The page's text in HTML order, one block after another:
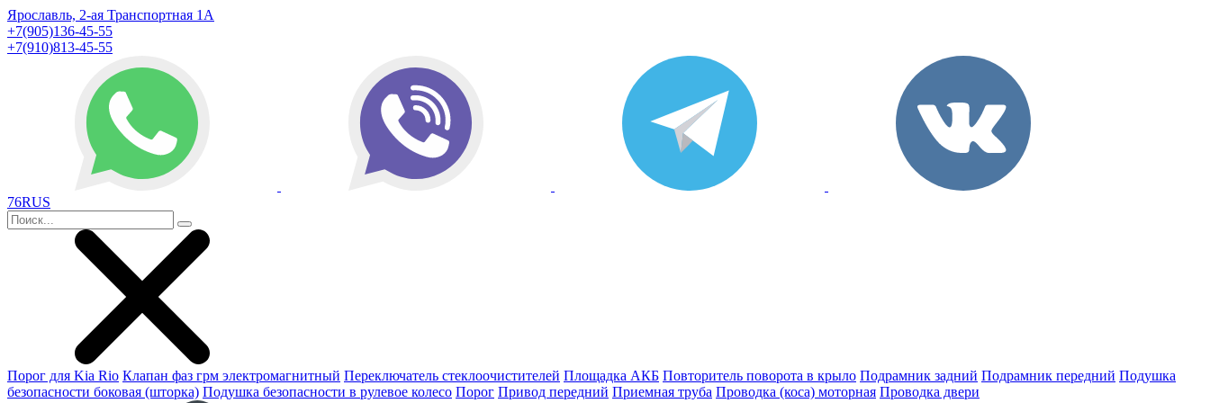
Ярославль, 2-ая Транспортная 1А
+7(905)136-45-55
+7(910)813-45-55
76RUS
Порог для Kia Rio Клапан фаз грм электромагнитный Переключатель стеклоочистителей Площадка АКБ Повторитель поворота в крыло Подрамник задний Подрамник передний Подушка
безопасности боковая (шторка) Подушка безопасности в рулевое колесо Порог Привод передний Приемная труба Проводка (коса) моторная Проводка двери